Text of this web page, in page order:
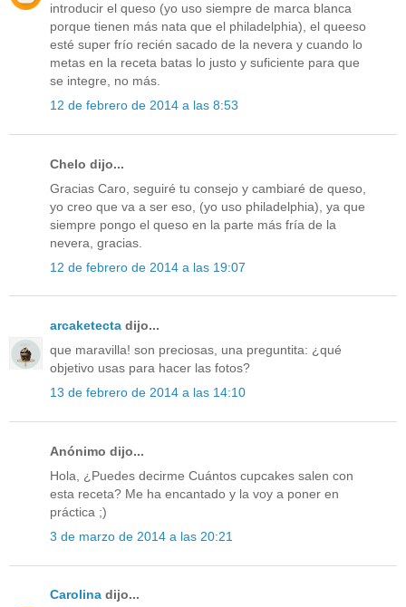
introducir el queso (yo uso siempre de marca blanca
porque tienen más nata que el philadelphia), el queeso
esté super frío recién sacado de la nevera y cuando lo
metas en la receta batas lo justo y suficiente para que
se integre, no más.
12 de febrero de 2014 a las 8:53
Chelo dijo...
Gracias Caro, seguiré tu consejo y cambiaré de queso,
yo creo que va a ser eso, (yo uso philadelphia), ya que
siempre pongo el queso en la parte más fría de la
nevera, gracias.
12 de febrero de 2014 a las 19:07
arcaketecta dijo...
que maravilla! son preciosas, una preguntita: ¿qué
objetivo usas para hacer las fotos?
13 de febrero de 2014 a las 14:10
Anónimo dijo...
Hola, ¿Puedes decirme Cuántos cupcakes salen con
esta receta? Me ha encantado y la voy a poner en
práctica ;)
3 de marzo de 2014 a las 20:21
Carolina dijo...